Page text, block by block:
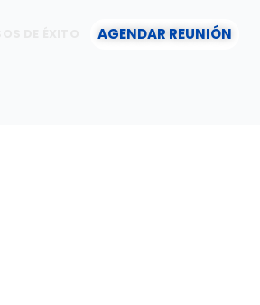
AGENDAR REUNIÓN